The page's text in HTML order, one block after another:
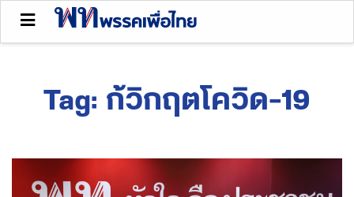
Tag: ก้วิกฤตโควิด-19